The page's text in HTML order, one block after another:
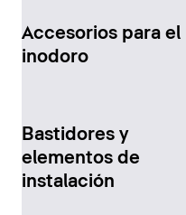
Accesorios para el
inodoro
Bastidores y
elementos de
instalación